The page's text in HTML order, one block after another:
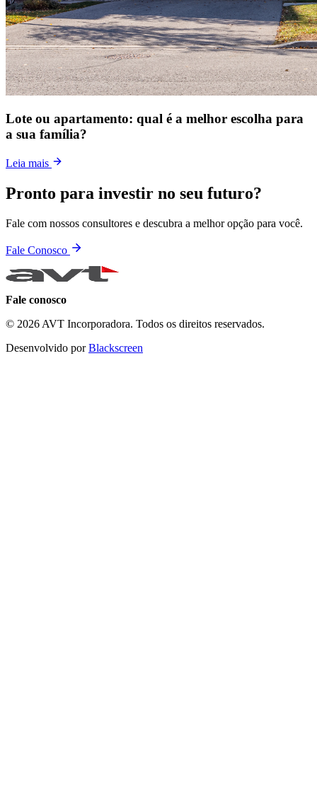
Lote ou apartamento: qual é a melhor escolha para
a sua família?
Leia mais
Pronto para investir no seu futuro?
Fale com nossos consultores e descubra a melhor opção para você.
Fale Conosco
Fale conosco
© 2026 AVT Incorporadora. Todos os direitos reservados.
Desenvolvido porBlackscreen